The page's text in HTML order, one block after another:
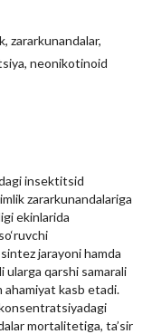
zararkunandalar,
neonikotinoid
insektitsid
zararkunandalariga
ekinlarida
jarayoni hamda
ularga qarshi samarali
ahamiyat kasb etadi.
mortalitetiga, ta’sir